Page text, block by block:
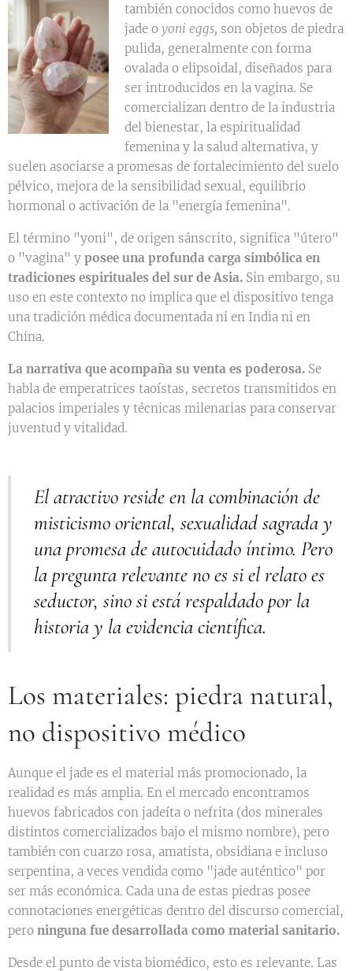
también conocidos como huevos de
jade o yoni eggs, son objetos de piedra
pulida, generalmente con forma
ovalada o elipsoidal, diseñados para
ser introducidos en la vagina. Se
comercializan dentro de la industria
del bienestar, la espiritualidad
femenina y la salud alternativa, y
suelen asociarse a promesas de fortalecimiento del suelo
pélvico, mejora de la sensibilidad sexual, equilibrio
hormonal o activación de la "energía femenina".
El término "yoni", de origen sánscrito, significa "útero"
o "vagina" y posee una profunda carga simbólica en
tradiciones espirituales del sur de Asia. Sin embargo, su
uso en este contexto no implica que el dispositivo tenga
una tradición médica documentada ni en India ni en
China.
La narrativa que acompaña su venta es poderosa. Se
habla de emperatrices taoístas, secretos transmitidos en
palacios imperiales y técnicas milenarias para conservar
juventud y vitalidad.
El atractivo reside en la combinación de
misticismo oriental, sexualidad sagrada y
una promesa de autocuidado íntimo. Pero
la pregunta relevante no es si el relato es
seductor, sino si está respaldado por la
historia y la evidencia científica.
Los materiales: piedra natural,
no dispositivo médico
Aunque el jade es el material más promocionado, la
realidad es más amplia. En el mercado encontramos
huevos fabricados con jadeíta o nefrita (dos minerales
distintos comercializados bajo el mismo nombre), pero
también con cuarzo rosa, amatista, obsidiana e incluso
serpentina, a veces vendida como "jade auténtico" por
ser más económica. Cada una de estas piedras posee
connotaciones energéticas dentro del discurso comercial,
pero ninguna fue desarrollada como material sanitario.
Desde el punto de vista biomédico, esto es relevante. Las